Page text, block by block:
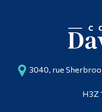
3040, rue
H3Z